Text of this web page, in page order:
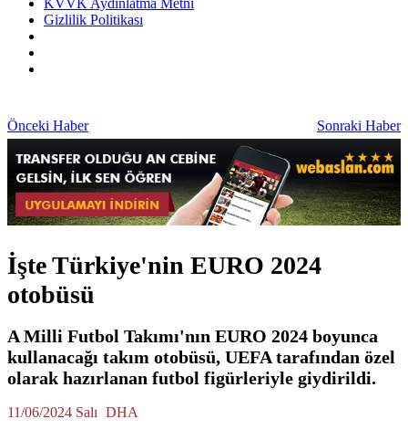
KVVK Aydınlatma Metni
Gizlilik Politikası
Önceki Haber Sonraki Haber
İşte Türkiye'nin EURO 2024
otobüsü
A Milli Futbol Takımı'nın EURO 2024 boyunca
kullanacağı takım otobüsü, UEFA tarafından özel
olarak hazırlanan futbol figürleriyle giydirildi.
11/06/2024 Salı DHA